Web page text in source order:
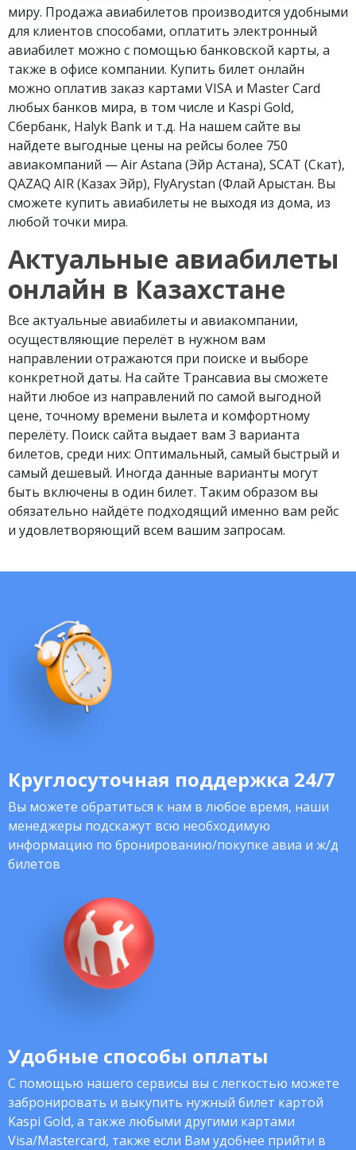
миру. Продажа авиабилетов производится удобными
для клиентов способами, оплатить электронный
авиабилет можно с помощью банковской карты, а
также в офисе компании. Купить билет онлайн
можно оплатив заказ картами VISA и Master Card
любых банков мира, в том числе и Kaspi Gold,
Сбербанк, Halyk Bank и т.д. На нашем сайте вы
найдете выгодные цены на рейсы более 750
авиакомпаний — Air Astana (Эйр Астана), SCAT (Скат),
QAZAQ AIR (Казах Эйр), FlyArystan (Флай Арыстан. Вы
сможете купить авиабилеты не выходя из дома, из
любой точки мира.
Актуальные авиабилеты
онлайн в Казахстане
Все актуальные авиабилеты и авиакомпании,
осуществляющие перелёт в нужном вам
направлении отражаются при поиске и выборе
конкретной даты. На сайте Трансавиа вы сможете
найти любое из направлений по самой выгодной
цене, точному времени вылета и комфортному
перелёту. Поиск сайта выдает вам 3 варианта
билетов, среди них: Оптимальный, самый быстрый и
самый дешевый. Иногда данные варианты могут
быть включены в один билет. Таким образом вы
обязательно найдёте подходящий именно вам рейс
и удовлетворяющий всем вашим запросам.
Круглосуточная поддержка 24/7
Вы можете обратиться к нам в любое время, наши
менеджеры подскажут всю необходимую
информацию по бронированию/покупке авиа и ж/д
билетов
Удобные способы оплаты
С помощью нашего сервисы вы с легкостью можете
забронировать и выкупить нужный билет картой
Kaspi Gold, а также любыми другими картами
Visa/Mastercard, также если Вам удобнее прийти в